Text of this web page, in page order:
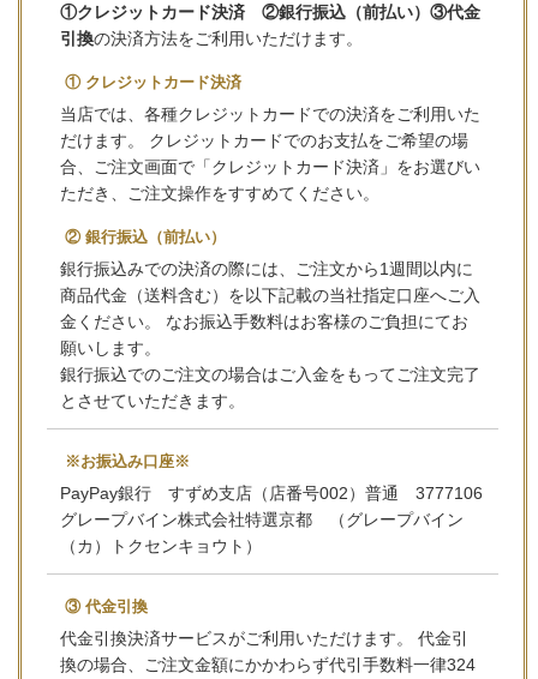
①クレジットカード決済 ②銀行振込（前払い）③代金
引換の決済方法をご利用いただけます。
① クレジットカード決済
当店では、各種クレジットカードでの決済をご利用いた
だけます。 クレジットカードでのお支払をご希望の場
合、ご注文画面で「クレジットカード決済」をお選びい
ただき、ご注文操作をすすめてください。
② 銀行振込（前払い）
銀行振込みでの決済の際には、ご注文から1週間以内に
商品代金（送料含む）を以下記載の当社指定口座へご入
金ください。 なお振込手数料はお客様のご負担にてお
願いします。
銀行振込でのご注文の場合はご入金をもってご注文完了
とさせていただきます。
※お振込み口座※
PayPay銀行 すずめ支店（店番号002）普通 3777106
グレープバイン株式会社特選京都 （グレープバイン
（カ）トクセンキョウト）
③ 代金引換
代金引換決済サービスがご利用いただけます。 代金引
換の場合、ご注文金額にかかわらず代引手数料一律324